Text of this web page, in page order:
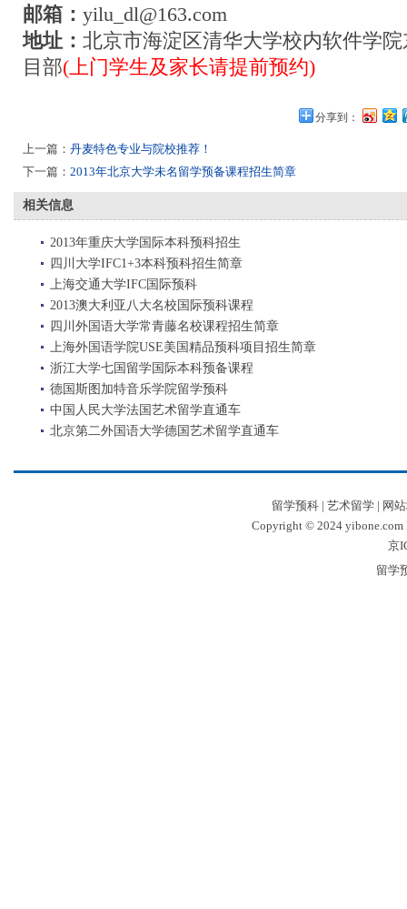
邮箱： yilu_dl@163.com
地址： 北京市海淀区清华大学校内软件学
目部(上门学生及家长请提前预约)
分享到：
上一篇： 丹麦特色专业与院校推荐！
下一篇： 2013年北京大学未名留学预备课程招生简章
相关信息
2013年重庆大学国际本科预科招生
四川大学IFC1+3本科预科招生简章
上海交通大学IFC国际预科
2013澳大利亚八大名校国际预科课程
四川外国语大学常青藤名校课程招生简章
上海外国语学院USE美国精品预科项目招生简章
浙江大学七国留学国际本科预备课程
德国斯图加特音乐学院留学预科
中国人民大学法国艺术留学直通车
北京第二外国语大学德国艺术留学直通车
留学预科| 艺术留学| 网
Copyright © 2024 yibone.com
京
留学